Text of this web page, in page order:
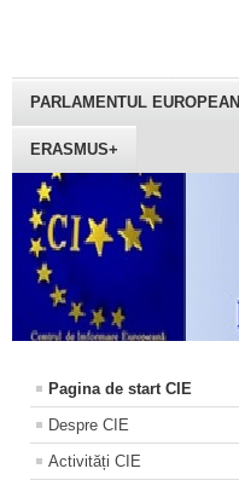
PARLAMENTUL EUROPEAN
ERASMUS+
Pagina de start CIE
Despre CIE
Activități CIE